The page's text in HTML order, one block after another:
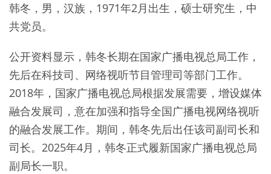
韩冬，男，汉族，1971年2月出生，硕士研究生，中
共党员。
公开资料显示，韩冬长期在国家广播电视总局工作，
先后在科技司、网络视听节目管理司等部门工作。
2018年，国家广播电视总局根据发展需要，增设媒体
融合发展司，意在加强和指导全国广播电视网络视听
的融合发展工作。期间，韩冬先后出任该司副司长和
司长。2025年4月，韩冬正式履新国家广播电视总局
副局长一职。